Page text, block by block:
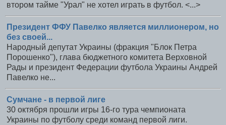
втором тайме "Урал" не хотел играть в футбол. <...>
Президент ФФУ Павелко является миллионером, но
без своей...
Народный депутат Украины (фракция "Блок Петра
Порошенко"), глава бюджетного комитета Верховной
Рады и президент Федерации футбола Украины Андрей
Павелко не...
Сумчане - в первой лиге
30 октября прошли игры 16-го тура чемпионата
Украины по футболу среди команд первой лиги.